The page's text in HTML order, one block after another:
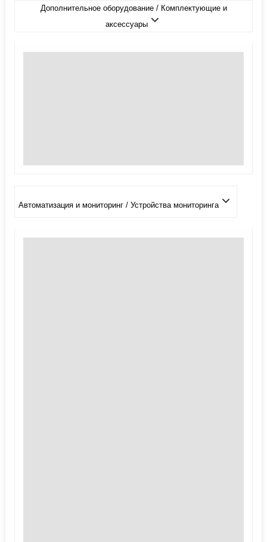
Дополнительное оборудование / Комплектующие и
аксессуары
Автоматизация и мониторинг / Устройства мониторинга